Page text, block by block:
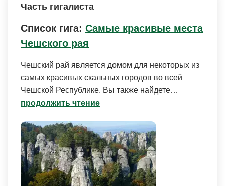
Часть гигалиста
Список гига: Самые красивые места
Чешского рая
Чешский рай является домом для некоторых из
самых красивых скальных городов во всей
Чешской Республике. Вы также найдете…
продолжить чтение